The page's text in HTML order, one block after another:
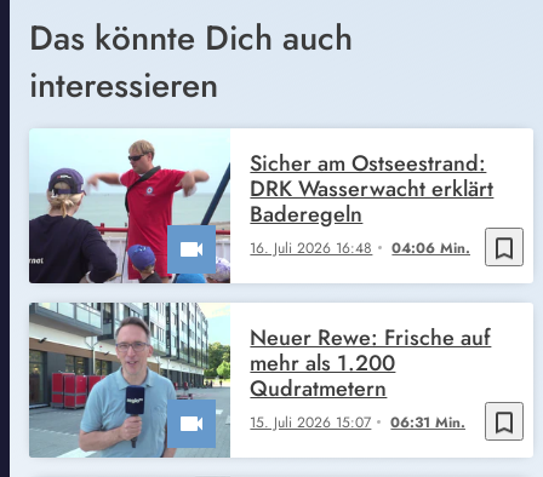
Das könnte Dich auch
interessieren
bookmark_border
16. Juli 2026 16:48 04:06 Min.
Sicher am Ostseestrand:
DRK Wasserwacht erklärt
Baderegeln
bookmark_border
15. Juli 2026 15:07 06:31 Min.
Neuer Rewe: Frische auf
mehr als 1.200
Qudratmetern